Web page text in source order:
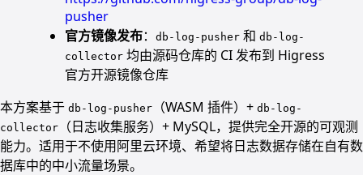
pusher
官方镜像发布： db-log-pusher 和 db-log-
collector 均由源码仓库的 CI 发布到 Higress
官方开源镜像仓库
本方案基于 db-log-pusher （WASM 插件）+ db-log-
collector
（日志收集服务）+ MySQL，提供完全开源的可观测
能力。适用于不使用阿里云环境、希望将日志数据存储在自有数
据库中的中小流量场景。